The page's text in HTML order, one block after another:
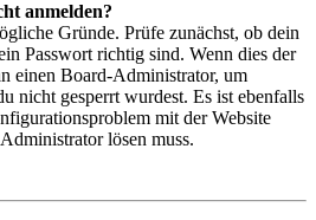
anmelden?
Gründe. Prüfe zunächst, ob dein
Passwort richtig sind. Wenn dies der
einen Board-Administrator, um
nicht gesperrt wurdest. Es ist ebenfalls
mit der Website
lösen muss.